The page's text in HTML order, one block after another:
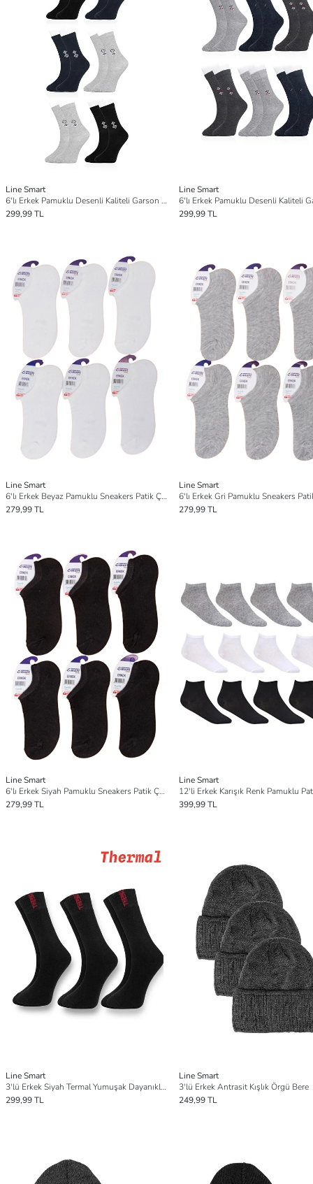
Line Smart
6'lı Erkek Pamuklu Desenli Kaliteli Garson Gold Soket Çorap
299,99 TL
Line Smart
299,99 TL
Line Smart
6'lı Erkek Beyaz Pamuklu Sneakers Patik Çorap
279,99 TL
Line Smart
6'lı Erkek Gri Pamuklu Sneakers
279,99 TL
Line Smart
6'lı Erkek Siyah Pamuklu Sneakers Patik Çorap
279,99 TL
Line Smart
399,99 TL
Line Smart
3'lü Erkek Siyah Termal Yumuşak Dayanıklı Kışlık Soket Çorap
299,99 TL
Line Smart
3'lü Erkek Antrasit Kışlık Örgü Bere
249,99 TL